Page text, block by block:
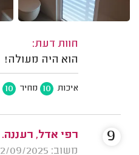
חוות דעת:
הוא היה מעולה!
איכות 10 מחיר 10
רפי אדל, רעננה.
משוב: 02/09/2025
9